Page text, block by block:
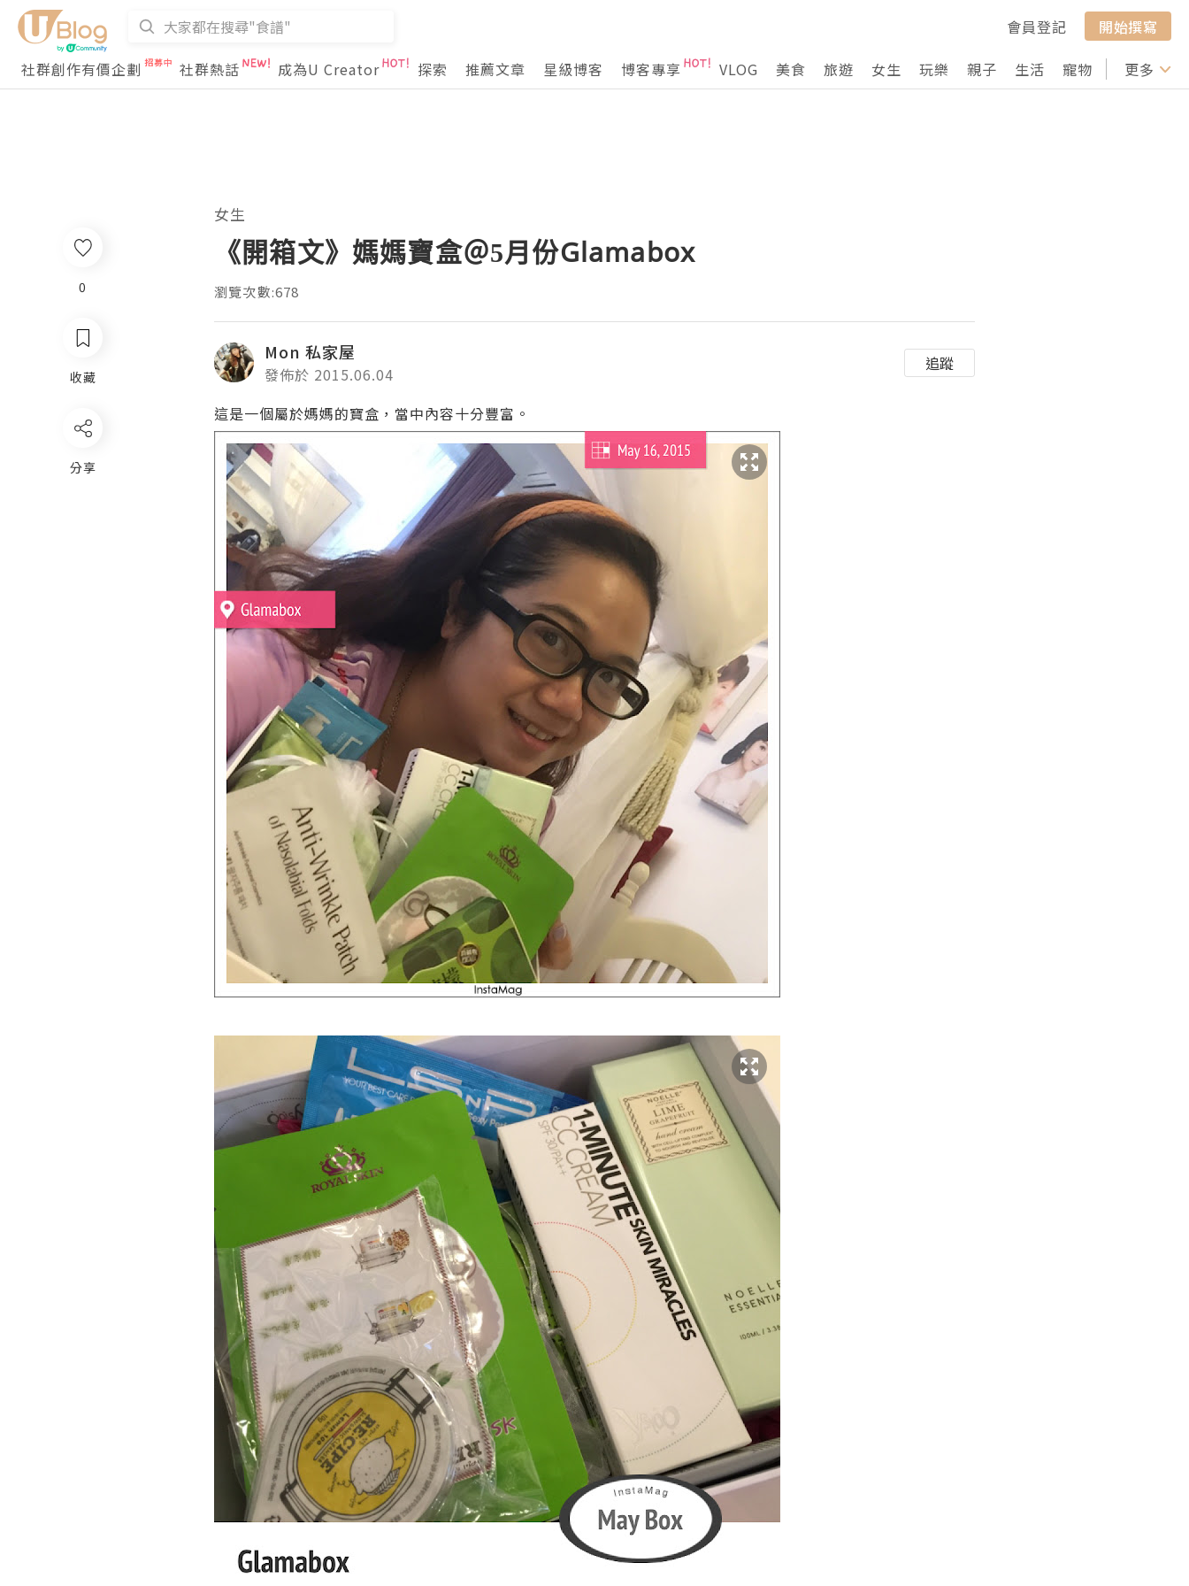
會員登記
開始撰寫
社群創作有價企劃
社群熱話 成為U Creator 探索 推薦文章 星級博客 博客專享 VLOG 美食 旅遊 女生 玩樂 親子 生活 寵物 行山 打卡
更多
0
收藏
分享
女生
《開箱文》媽媽寶盒＠5月份Glamabox
瀏覽次數:678
Mon 私家屋
發佈於 2015.06.04
追蹤
這是一個屬於媽媽的寶盒，當中內容十分豐富。